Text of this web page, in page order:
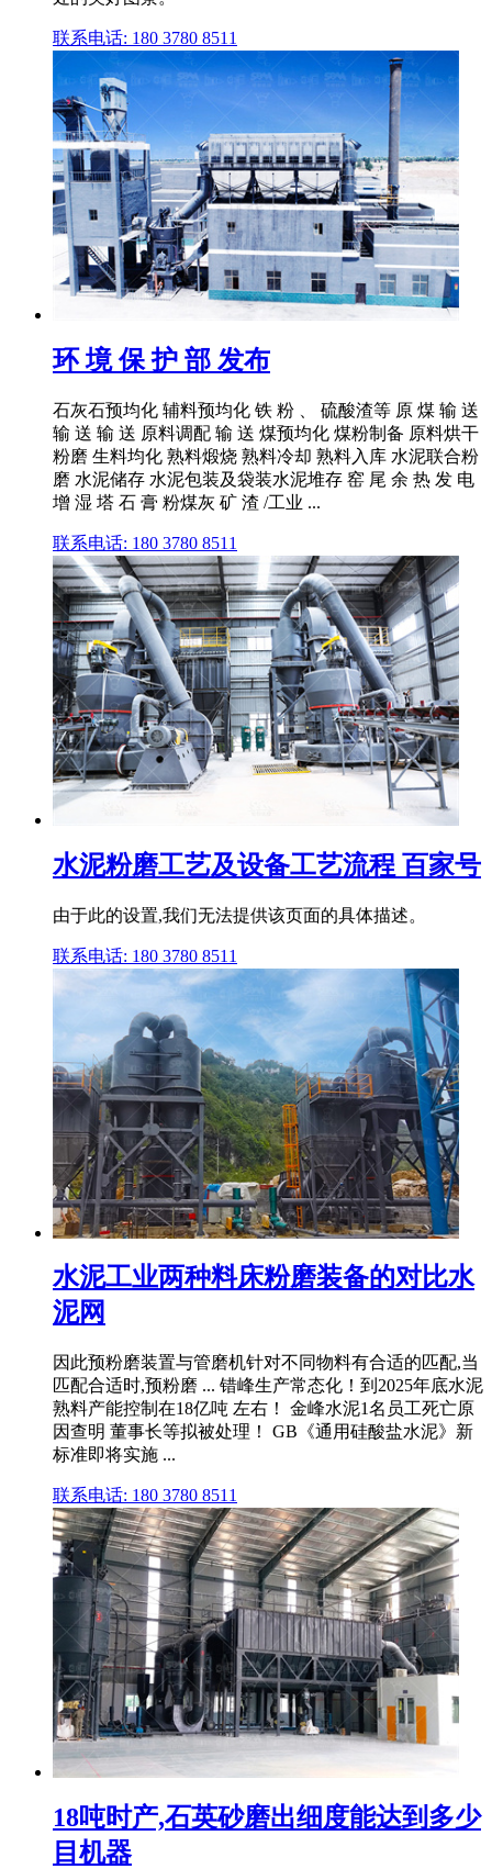
联系电话: 180 3780 8511
环 境 保 护 部 发布
石灰石预均化 辅料预均化 铁 粉 、 硫酸渣等 原 煤 输 送
输 送 输 送 原料调配 输 送 煤预均化 煤粉制备 原料烘干
粉磨 生料均化 熟料煅烧 熟料冷却 熟料入库 水泥联合粉
磨 水泥储存 水泥包装及袋装水泥堆存 窑 尾 余 热 发 电
增 湿 塔 石 膏 粉煤灰 矿 渣 /工业 ...
联系电话: 180 3780 8511
水泥粉磨工艺及设备工艺流程 百家号
由于此的设置,我们无法提供该页面的具体描述。
联系电话: 180 3780 8511
水泥工业两种料床粉磨装备的对比水
泥网
因此预粉磨装置与管磨机针对不同物料有合适的匹配,当
匹配合适时,预粉磨 ... 错峰生产常态化！到2025年底水泥
熟料产能控制在18亿吨 左右！ 金峰水泥1名员工死亡原
因查明 董事长等拟被处理！ GB《通用硅酸盐水泥》新
标准即将实施 ...
联系电话: 180 3780 8511
18吨时产,石英砂磨出细度能达到多少
目机器